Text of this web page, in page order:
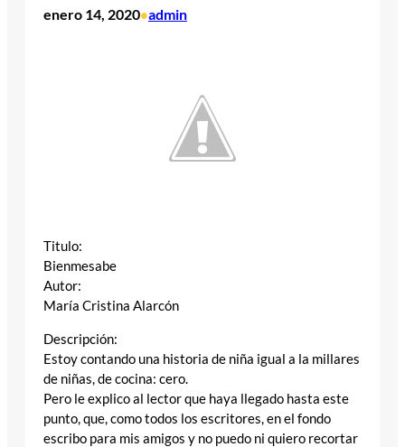
enero 14, 2020•admin
Titulo:
Bienmesabe
Autor:
María Cristina Alarcón
Descripción:
Estoy contando una historia de niña igual a la millares
de niñas, de cocina: cero.
Pero le explico al lector que haya llegado hasta este
punto, que, como todos los escritores, en el fondo
escribo para mis amigos y no puedo ni quiero recortar